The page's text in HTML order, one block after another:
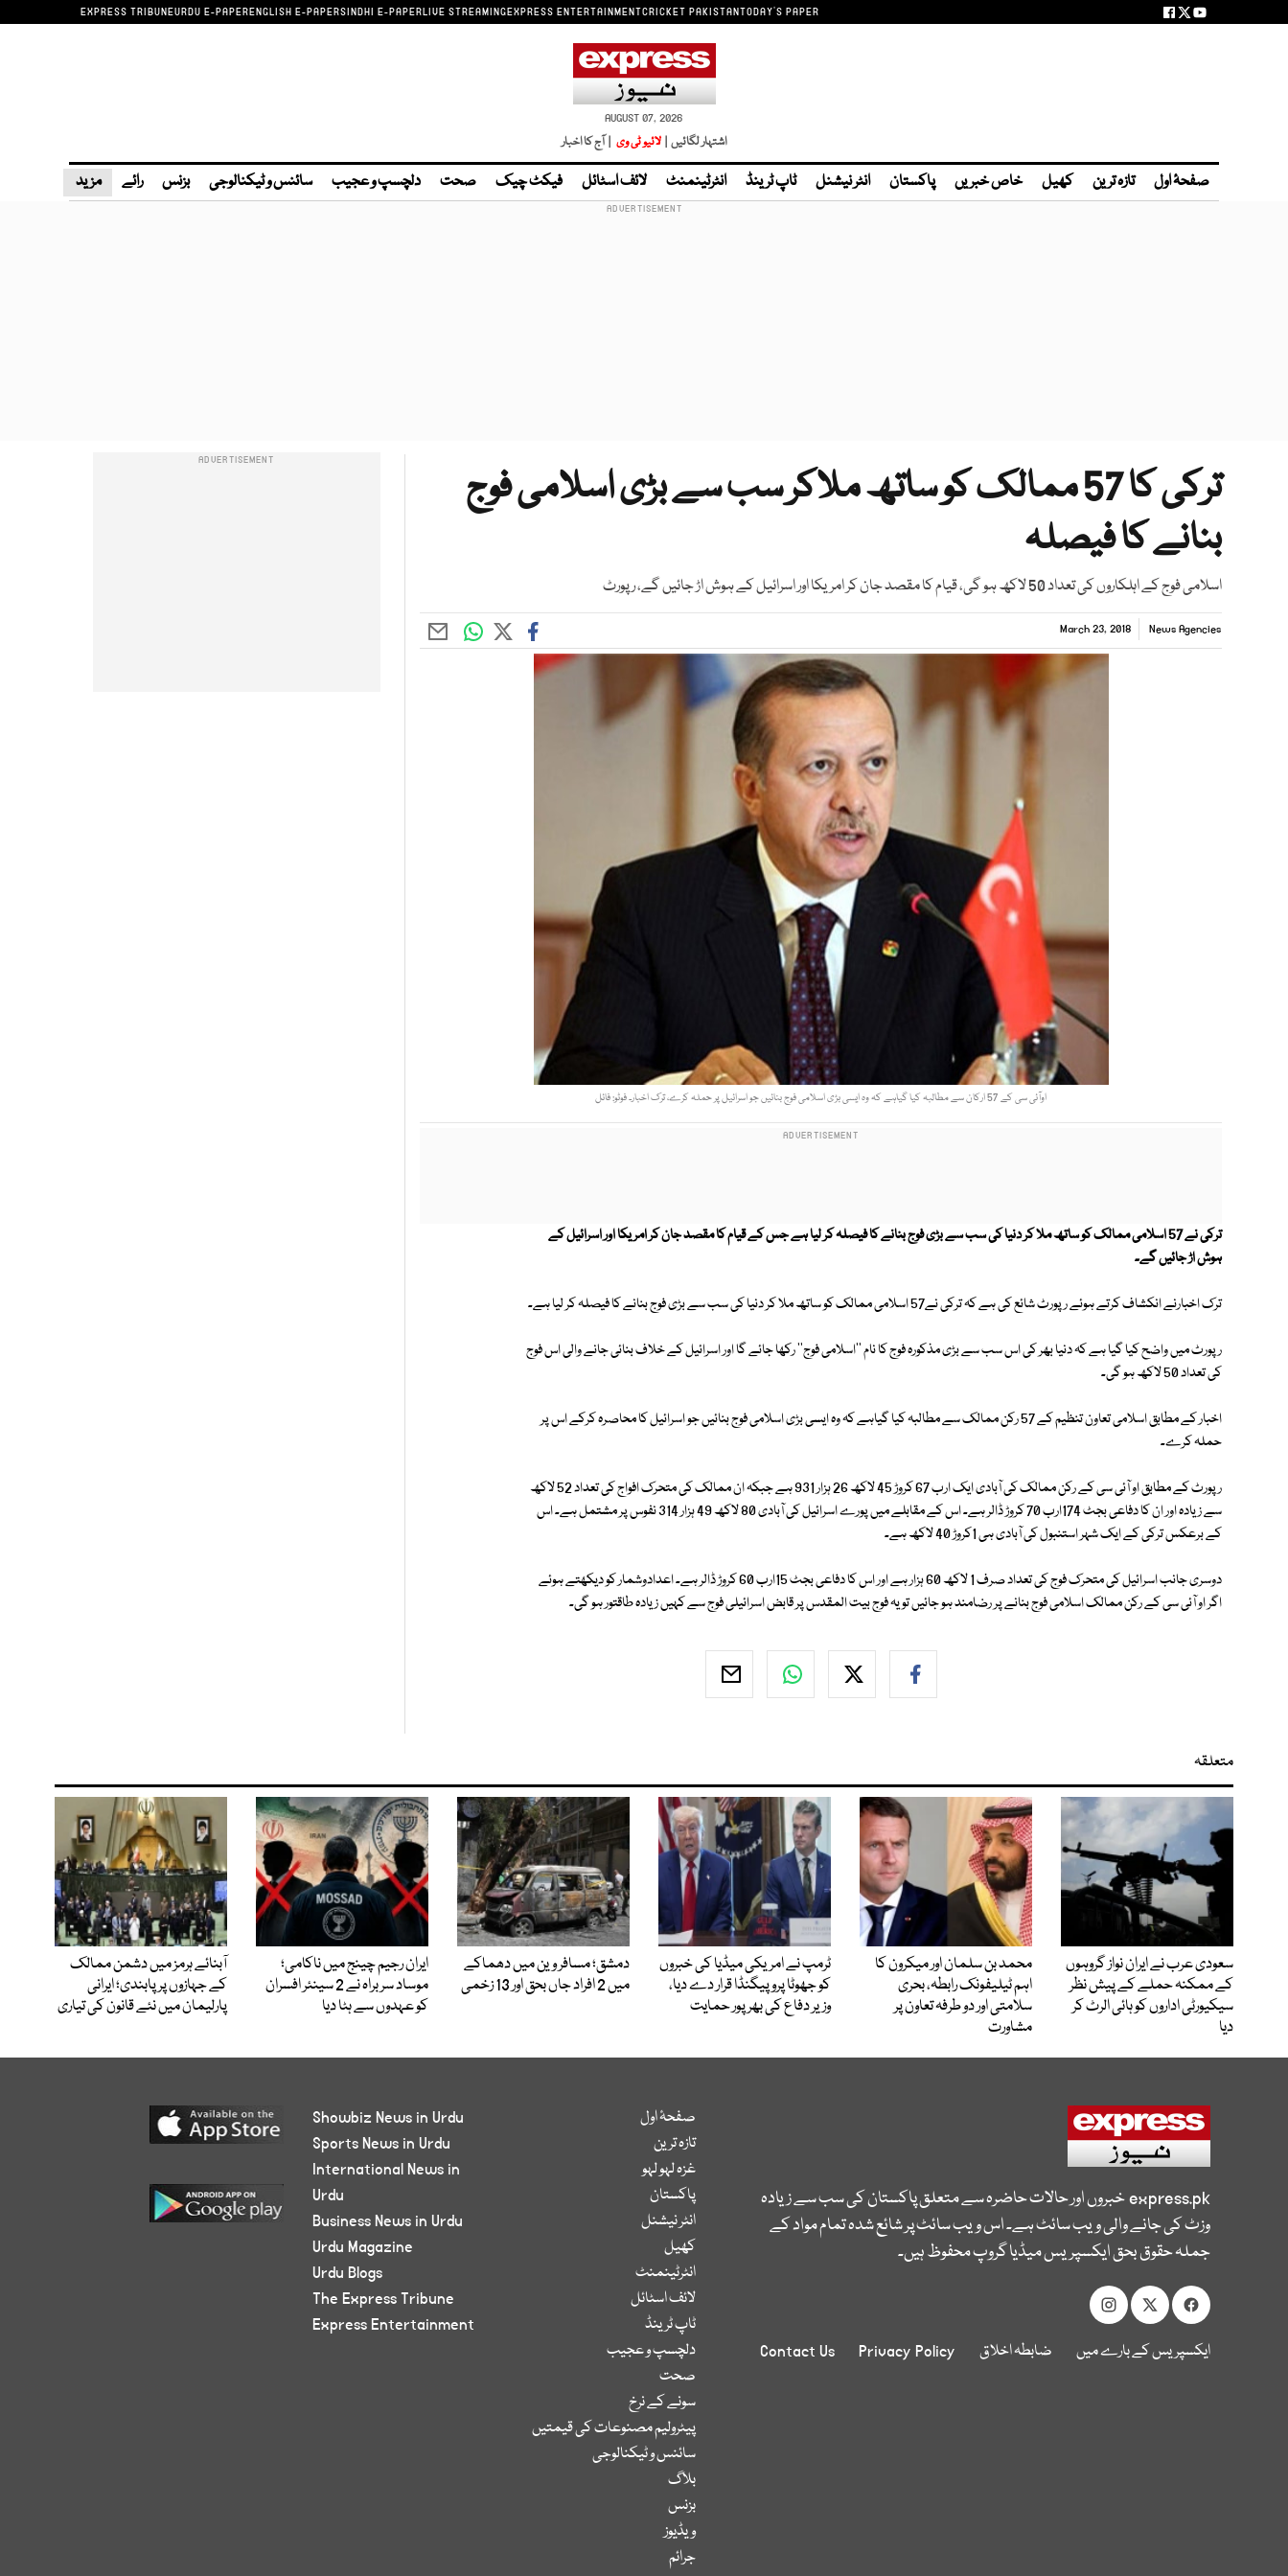
EXPRESS TRIBUNEURDU E-PAPERENGLISH E-PAPERSINDHI E-PAPERLIVE STREAMINGEXPRESS ENTERTAINMENTCRICKET PAKISTANTODAY'S PAPER
AUGUST 07, 2026
اشتہار لگائیں | لائیو ٹی وی | آج کا اخبار
صفحۂ اول تازہ ترین کھیل خاص خبریں پاکستان انٹر نیشنل ٹاپ ٹرینڈ انٹرٹینمنٹ لائف اسٹائل فیکٹ چیک صحت دلچسپ و عجیب سائنس و ٹیکنالوجی بزنس رائے مزید
ترکی کا 57 ممالک کو ساتھ ملاکر سب سے بڑی اسلامی فوج
بنانے کا فیصلہ
اسلامی فوج کے اہلکاروں کی تعداد 50 لاکھ ہو گی، قیام کا مقصد جان کر امریکا اور اسرائیل کے ہوش اڑ جائیں گے، رپورٹ
News Agencies
March 23, 2018
اوآئی سی کے 57 ارکان سے مطالبہ کیا گیاہے کہ وہ ایسی بڑی اسلامی فوج بنائیں جو اسرائیل پر حملہ کرے، ترک اخبار۔ فوٹو: فائل
ترکی نے 57 اسلامی ممالک کو ساتھ ملا کر دنیا کی سب سے بڑی فوج بنانے کا فیصلہ کر لیا ہے جس کے قیام کا مقصد جان کر امریکا اور اسرائیل کے
ہوش اڑ جائیں گے۔
ترک اخبارنے انکشاف کرتے ہوئے رپورٹ شائع کی ہے کہ ترکی نے57 اسلامی ممالک کو ساتھ ملا کر دنیا کی سب سے بڑی فوج بنانے کا فیصلہ کر لیا ہے۔
رپورٹ میں واضح کیا گیا ہے کہ دنیا بھر کی اس سب سے بڑی مذکورہ فوج کا نام ''اسلامی فوج'' رکھا جائے گا اور اسرائیل کے خلاف بنائی جانے والی اس فوج
کی تعداد 50 لاکھ ہو گی۔
اخبار کے مطابق اسلامی تعاون تنظیم کے 57 رکن ممالک سے مطالبہ کیا گیاہے کہ وہ ایسی بڑی اسلامی فوج بنائیں جو اسرائیل کا محاصرہ کرکے اس پر
حملہ کرے۔
رپورٹ کے مطابق او آئی سی کے رکن ممالک کی آبادی ایک ارب 67 کروڑ 45 لاکھ 26 ہزار 931 ہے جبکہ ان ممالک کی متحرک افواج کی تعداد 52 لاکھ
سے زیادہ اور ان کا دفاعی بجٹ 174ارب 70 کروڑ ڈالر ہے۔ اس کے مقابلے میں پورے اسرائیل کی آبادی 80 لاکھ 49 ہزار 314 نفوس پر مشتمل ہے۔ اس
کے برعکس ترکی کے ایک شہر استنبول کی آبادی ہی 1کروڑ 40 لاکھ ہے۔
دوسری جانب اسرائیل کی متحرک فوج کی تعداد صرف 1 لاکھ 60 ہزار ہے اور اس کا دفاعی بجٹ 15ارب 60 کروڑ ڈالر ہے۔ اعدادوشمار کو دیکھتے ہوئے
اگر او آئی سی کے رکن ممالک اسلامی فوج بنانے پر رضامند ہو جائیں تو یہ فوج بیت المقدس پر قابض اسرائیلی فوج سے کہیں زیادہ طاقتور ہو گی۔
متعلقہ
سعودی عرب نے ایران نواز گروہوں
کے ممکنہ حملے کے پیش نظر
سیکیورٹی اداروں کو ہائی الرٹ کر
دیا
محمد بن سلمان اور میکرون کا
اہم ٹیلیفونک رابطہ، بحری
سلامتی اور دو طرفہ تعاون پر
مشاورت
ٹرمپ نے امریکی میڈیا کی خبروں
کو جھوٹا پروپیگنڈا قرار دے دیا،
وزیر دفاع کی بھرپور حمایت
دمشق؛ مسافر وین میں دھماکے
میں 2 افراد جاں بحق اور 13 زخمی
ایران رجیم چینج میں ناکامی؛
موساد سربراہ نے 2 سینئر افسران
کو عہدوں سے ہٹا دیا
آبنائے ہرمز میں دشمن ممالک
کے جہازوں پر پابندی؛ ایرانی
پارلیمان میں نئے قانون کی تیاری
express.pkخبروں اور حالات حاضرہ سے متعلق پاکستان کی سب سے زیادہ
وزٹ کی جانے والی ویب سائٹ ہے۔ اس ویب سائٹ پر شائع شدہ تمام مواد کے
جملہ حقوق بحق ایکسپریس میڈیا گروپ محفوظ ہیں۔
ایکسپریس کے بارے میں ضابطہ اخلاق Privacy Policy
Contact Us
صفحۂ اول
تازہ ترین
غزہ لہو لہو
پاکستان
انٹر نیشنل
کھیل
انٹرٹینمنٹ
لائف اسٹائل
ٹاپ ٹرینڈ
دلچسپ و عجیب
صحت
سونے کے نرخ
پیٹرولیم مصنوعات کی قیمتیں
سائنس و ٹیکنالوجی
بلاگ
بزنس
ویڈیوز
جرائم
Showbiz News in Urdu
Sports News in Urdu
International News in
Urdu
Business News in Urdu
Urdu Magazine
Urdu Blogs
The Express Tribune
Express Entertainment